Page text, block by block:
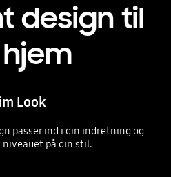
design til
Look
passer ind i din indretning og
på din stil.